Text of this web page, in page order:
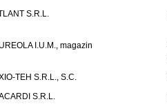
S.R.L.
I.U.M., magazin
TEH S.R.L., S.C.
S.R.L.